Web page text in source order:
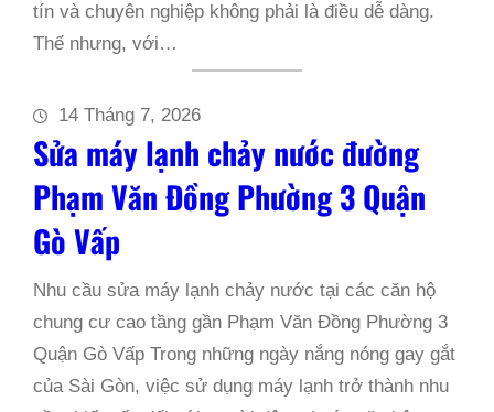
tín và chuyên nghiệp không phải là điều dễ dàng.
Thế nhưng, với…
14 Tháng 7, 2026
Sửa máy lạnh chảy nước đường
Phạm Văn Đồng Phường 3 Quận
Gò Vấp
Nhu cầu sửa máy lạnh chảy nước tại các căn hộ
chung cư cao tầng gần Phạm Văn Đồng Phường 3
Quận Gò Vấp Trong những ngày nắng nóng gay gắt
của Sài Gòn, việc sử dụng máy lạnh trở thành nhu